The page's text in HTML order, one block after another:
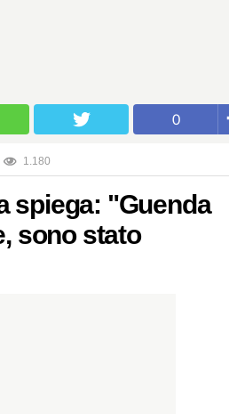
0
1.180
spiega: "Guenda
sono stato